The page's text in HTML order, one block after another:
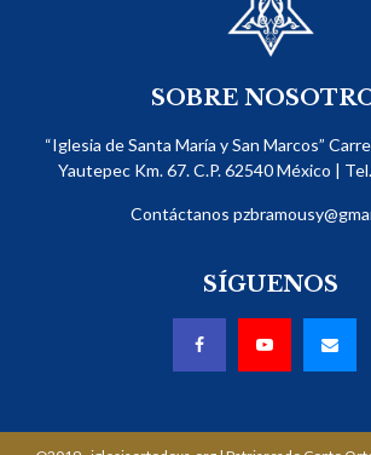
SOBRE
“Iglesia de Santa María y San Marcos”
Yautepec Km. 67. C.P. 62540​ México |
Contáctanos
SÍGUENOS